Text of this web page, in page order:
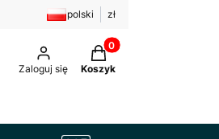
polski zł
Zaloguj się
Produkty w koszyku:
Koszyk